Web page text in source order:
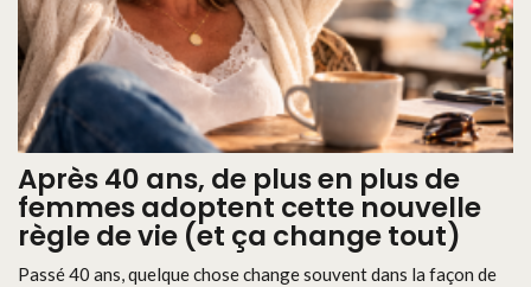
Après 40 ans, de plus en plus de
femmes adoptent cette nouvelle
règle de vie (et ça change tout)
Passé 40 ans, quelque chose change souvent dans la façon de